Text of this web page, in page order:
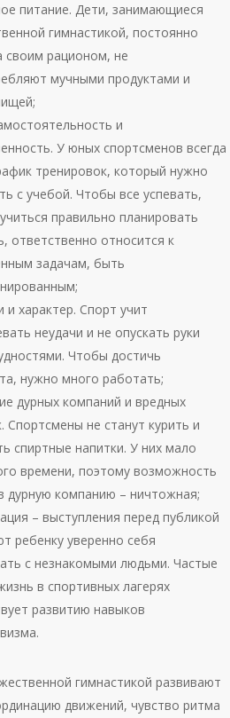
питание. Дети, занимающиеся
гимнастикой, постоянно
своим рационом, не
мучными продуктами и
и
У юных спортсменов всегда
тренировок, который нужно
с учебой. Чтобы все успевать,
правильно планировать
ответственно относится к
задачам, быть
и характер. Спорт учит
неудачи и не опускать руки
Чтобы достичь
нужно много работать;
дурных компаний и вредных
Спортсмены не станут курить и
спиртные напитки. У них мало
времени, поэтому возможность
дурную компанию – ничтожная;
– выступления перед публикой
ребенку уверенно себя
с незнакомыми людьми. Частые
в спортивных лагерях
развитию навыков
гимнастикой развивают
движений, чувство ритма